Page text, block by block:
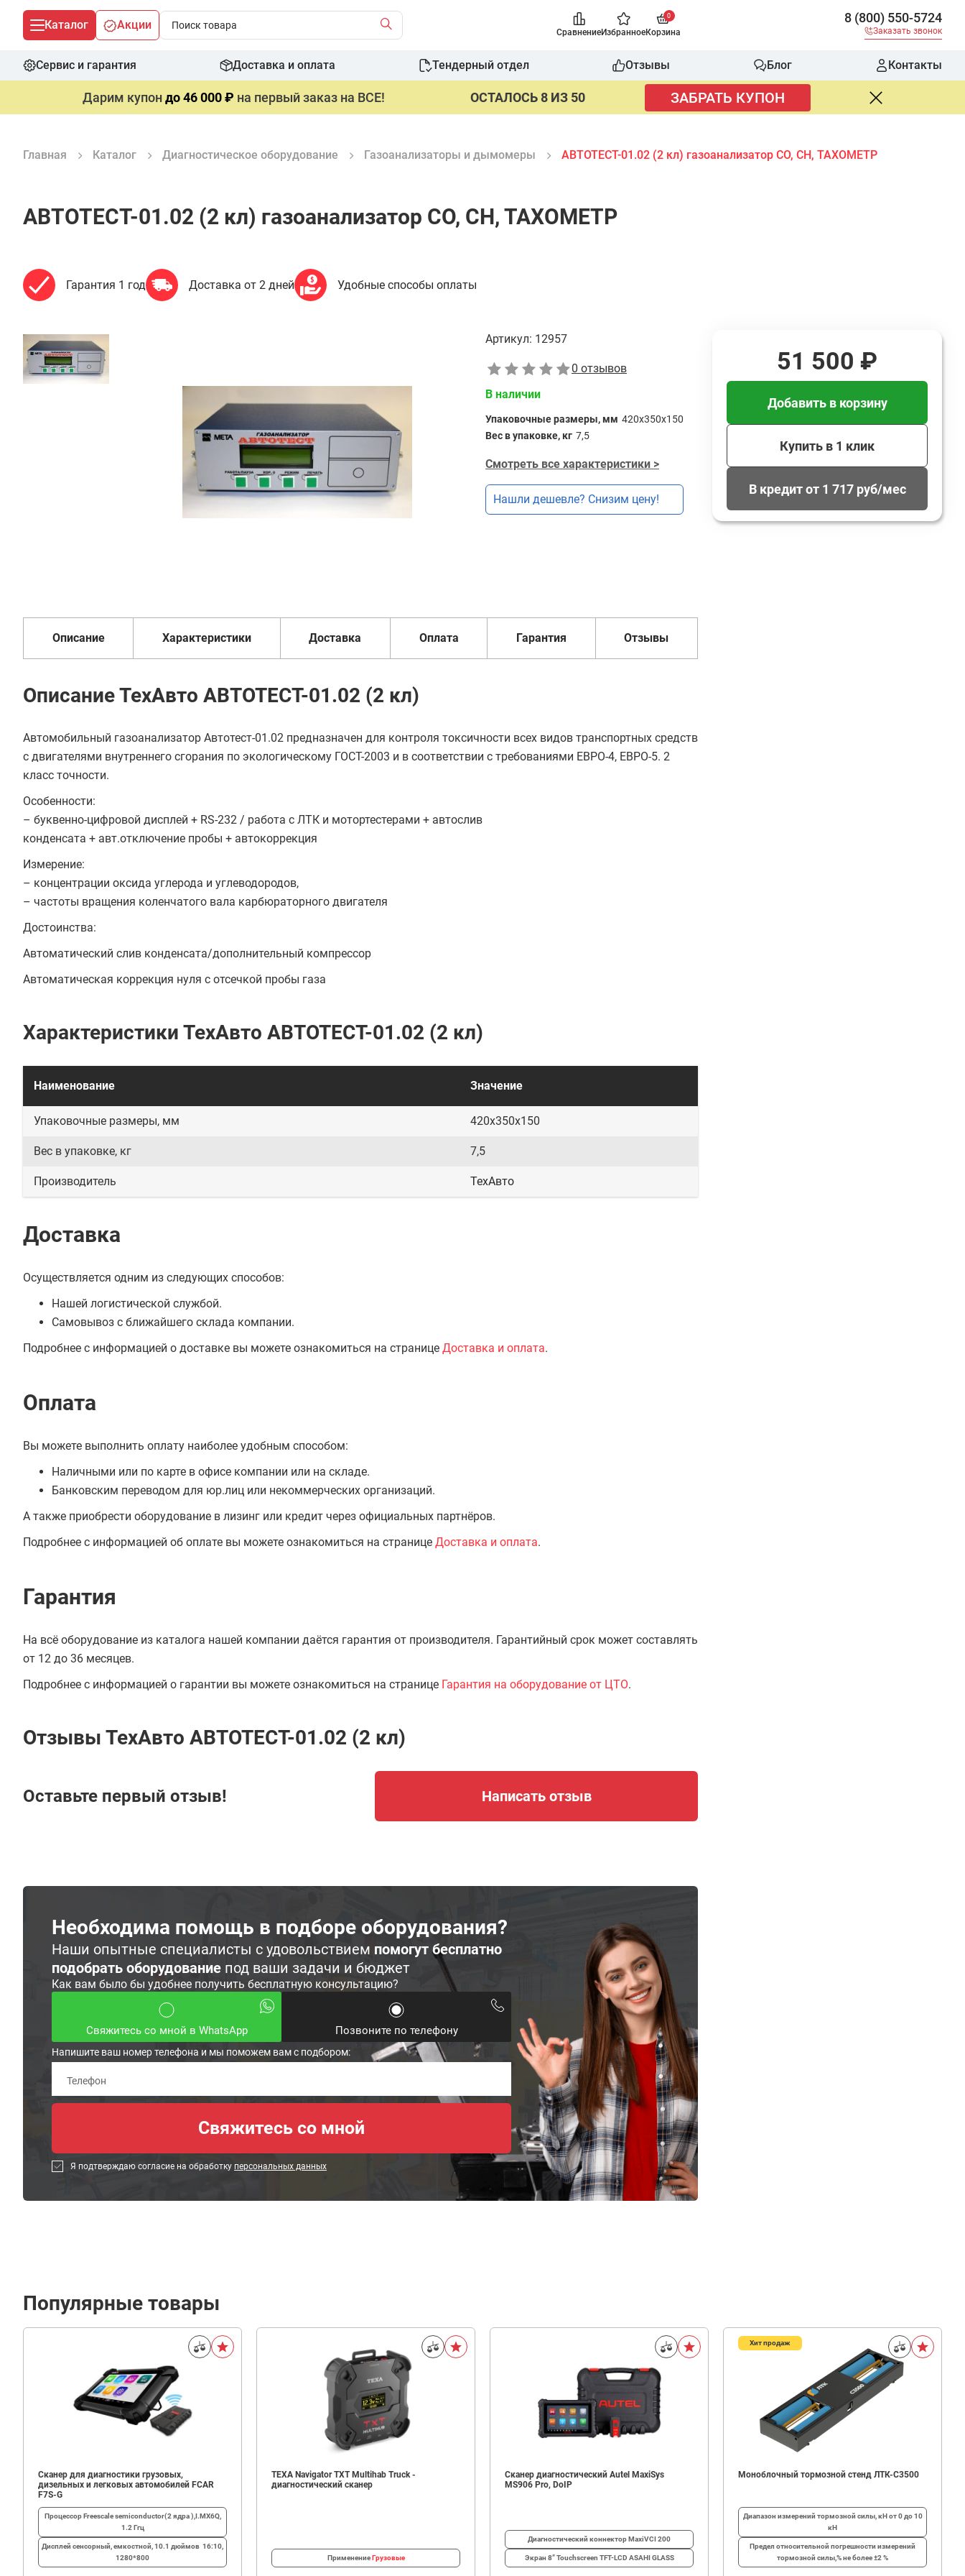
Каталог Акции
СравнениеИзбранное
0
Корзина
8 (800) 550-5724
Заказать звонок
Сервис и гарантия Доставка и оплата Тендерный отдел Отзывы Блог Контакты
Дарим купондо 46 000 ₽ на первый заказ на ВСЕ! ОСТАЛОСЬ 8 ИЗ 50 ЗАБРАТЬ КУПОН
Главная Каталог Диагностическое оборудование Газоанализаторы и дымомеры АВТОТЕСТ-01.02 (2 кл) газоанализатор СО, СН, ТАХОМЕТР
АВТОТЕСТ-01.02 (2 кл) газоанализатор СО, СН, ТАХОМЕТР
Гарантия 1 год Доставка от 2 дней Удобные способы оплаты
51
500
Артикул: 12957
0 отзывов
В наличии
Упаковочные размеры, мм 420х350х150
Вес в упаковке, кг 7,5
Смотреть все характеристики >
Нашли дешевле? Снизим цену!
Описание Характеристики Доставка Оплата Гарантия Отзывы
Описание ТехАвто АВТОТЕСТ-01.02 (2 кл)
Автомобильный газоанализатор Автотест-01.02 предназначен для контроля токсичности всех видов транспортных средств
с двигателями внутреннего сгорания по экологическому ГОСТ-2003 и в соответствии с требованиями ЕВРО-4, ЕВРО-5. 2
класс точности.
Особенности:
– буквенно-цифровой дисплей + RS-232 / работа с ЛТК и мотортестерами + автослив
конденсата + авт.отключение пробы + автокоррекция
Измерение:
– концентрации оксида углерода и углеводородов,
– частоты вращения коленчатого вала карбюраторного двигателя
Достоинства:
Автоматический слив конденсата/дополнительный компрессор
Автоматическая коррекция нуля с отсечкой пробы газа
Характеристики ТехАвто АВТОТЕСТ-01.02 (2 кл)
Наименование Значение
Упаковочные размеры, мм 420х350х150
Вес в упаковке, кг 7,5
Производитель ТехАвто
Доставка
Осуществляется одним из следующих способов:
Нашей логистической службой.
Самовывоз с ближайшего склада компании.
Подробнее с информацией о доставке вы можете ознакомиться на странице Доставка и оплата.
Оплата
Вы можете выполнить оплату наиболее удобным способом:
Наличными или по карте в офисе компании или на складе.
Банковским переводом для юр.лиц или некоммерческих организаций.
А также приобрести оборудование в лизинг или кредит через официальных партнёров.
Подробнее с информацией об оплате вы можете ознакомиться на странице Доставка и оплата.
Гарантия
На всё оборудование из каталога нашей компании даётся гарантия от производителя. Гарантийный срок может составлять
от 12 до 36 месяцев.
Подробнее с информацией о гарантии вы можете ознакомиться на странице Гарантия на оборудование от ЦТО.
Отзывы ТехАвто АВТОТЕСТ-01.02 (2 кл)
Оставьте первый отзыв! Написать отзыв
Необходима помощь в подборе оборудования?
Наши опытные специалисты с удовольствием помогут бесплатно
подобрать оборудование под ваши задачи и бюджет
Как вам было бы удобнее получить бесплатную консультацию?
Свяжитесь со мной в WhatsApp Позвоните по телефону
Напишите ваш номер телефона и мы поможем вам с подбором:
Я подтверждаю согласие на обработку персональных данных
51 500 ₽
Добавить в корзину
Купить в 1 клик
В кредит от 1 717 руб/мес
Популярные товары
Сканер для диагностики грузовых,
дизельных и легковых автомобилей FCAR
F7S-G
ПроцессорFreescale semiconductor(2 ядра ),I.MX6Q,
1.2 Ггц
Дисплей сенсорный, емкостной, 10.1 дюймов 16:10,
1280*800
TEXA Navigator TXT Multihab Truck -
диагностический сканер
ПрименениеГрузовые
Сканер диагностический Autel MaxiSys
MS906 Pro, DoIP
Диагностический коннекторMaxiVCI 200
Экран 8” Touchscreen TFT-LCD ASAHI GLASS
Хит продаж
Моноблочный тормозной стенд ЛТК-С3500
Диапазон измерений тормозной силы, кНот 0 до 10
кН
Предел относительной погрешности измерений
тормозной силы,%не более ±2 %